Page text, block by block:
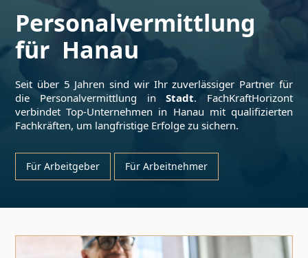
Personalvermittlung
für Hanau
Seit über 5 Jahren sind wir Ihr zuverlässiger Partner für
die Personalvermittlung inStadt. FachKraftHorizont
verbindet Top-Unternehmen in Hanau mit qualifizierten
Fachkräften, um langfristige Erfolge zu sichern.
Für Arbeitgeber Für Arbeitnehmer